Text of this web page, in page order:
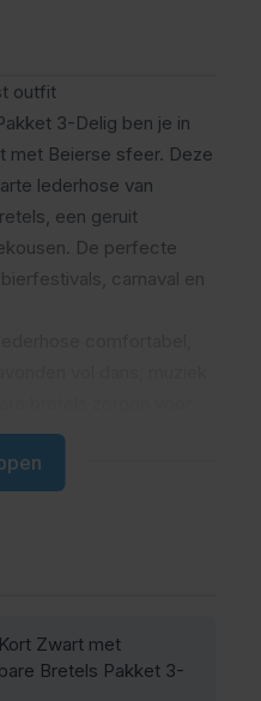
outfit
3-Delig ben je in
met Beierse sfeer. Deze
lederhose van
een geruit
De perfecte
carnaval en
de gulp en handige
in gebruik maken.
de outfit een echte
uitstraling. Of je nu
gaat of een lokaal
Zwart met
Bretels Pakket 3-